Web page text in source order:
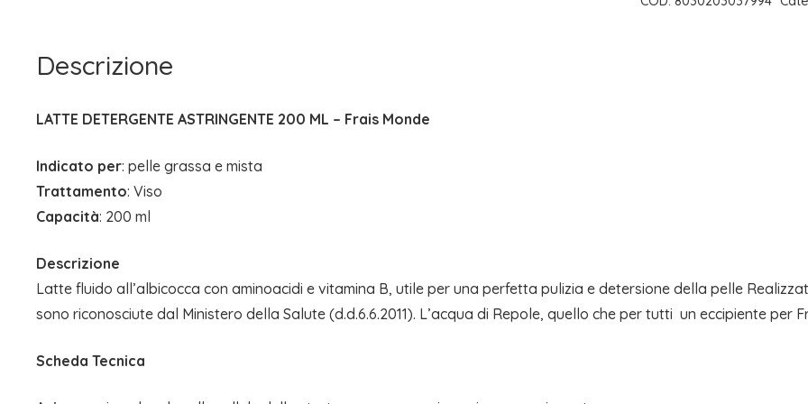
Descrizione
LATTE DETERGENTE ASTRINGENTE 200 ML – Frais Monde
Indicato per: pelle grassa e mista
Trattamento: Viso
Capacità: 200 ml
Descrizione
Latte fluido all’albicocca con aminoacidi e vitamina B, utile per una perfetta pulizia e detersione della pelle
sono riconosciute dal Ministero della Salute (d.d.6.6.2011). L’acqua di Repole, quello che per tutti  un eccipiente per
Scheda Tecnica